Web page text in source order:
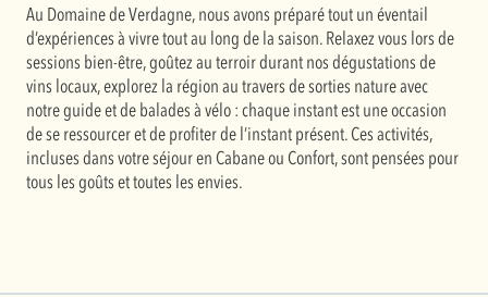
Au Domaine de Verdagne, nous avons préparé tout un éventail
d’expériences à vivre tout au long de la saison. Relaxez vous lors de
sessions bien-être, goûtez au terroir durant nos dégustations de
vins locaux, explorez la région au travers de sorties nature avec
notre guide et de balades à vélo : chaque instant est une occasion
de se ressourcer et de profiter de l’instant présent. Ces activités,
incluses dans votre séjour en Cabane ou Confort, sont pensées pour
tous les goûts et toutes les envies.